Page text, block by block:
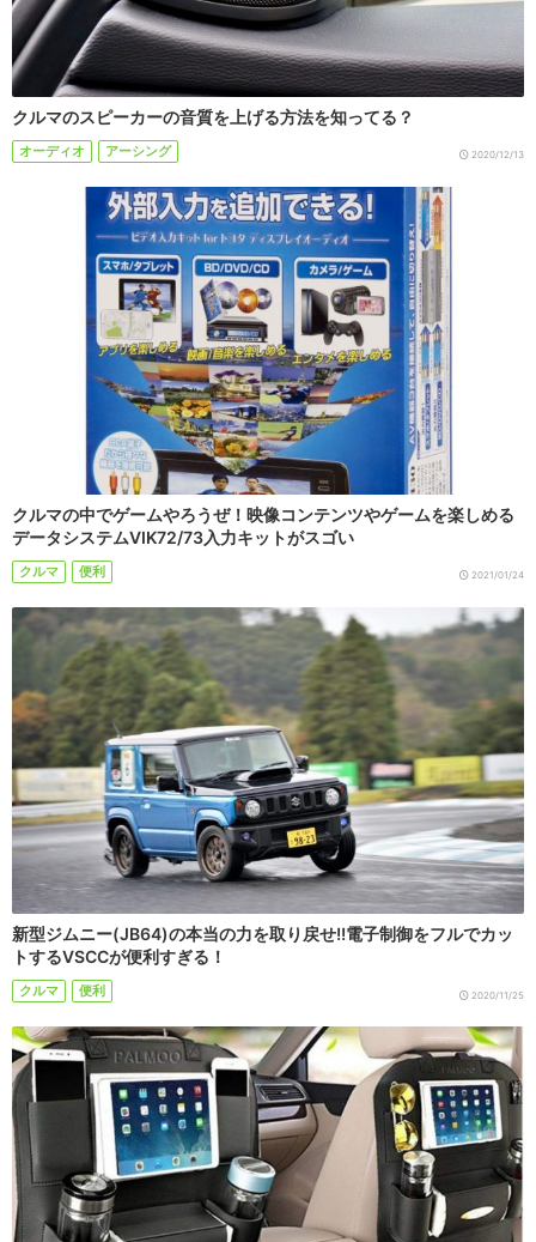
クルマのスピーカーの音質を上げる方法を知ってる？
オーディオ アーシング 2020/12/13
クルマの中でゲームやろうぜ！映像コンテンツやゲームを楽しめる
データシステムVIK72/73入力キットがスゴい
クルマ 便利 2021/01/24
新型ジムニー(JB64)の本当の力を取り戻せ!!電子制御をフルでカッ
トするVSCCが便利すぎる！
クルマ 便利 2020/11/25